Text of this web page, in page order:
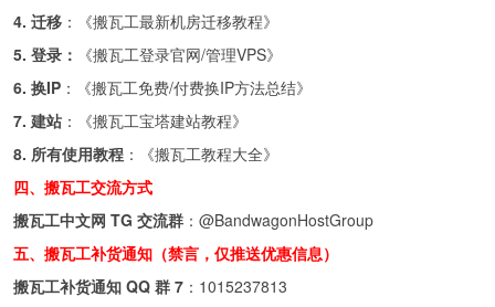
4. 迁移 ：《搬瓦工最新机房迁移教程》
5. 登录：
《搬瓦工登录官网/管理VPS》
6. 换IP ：《搬瓦工免费/付费换IP方法总结》
7. 建站 ：《搬瓦工宝塔建站教程》
8. 所有使用教程 ：《搬瓦工教程大全》
四、搬瓦工交流方式
搬瓦工中文网 TG 交流群 ： @BandwagonHostGroup
五、搬瓦工补货通知（禁言，仅推送优惠信息）
搬瓦工补货通知 QQ 群 7 ： 1015237813